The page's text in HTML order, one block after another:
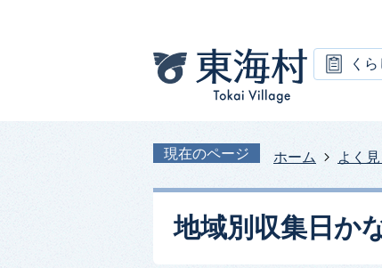
く
現在のページ ホーム よく
地域別収集日か